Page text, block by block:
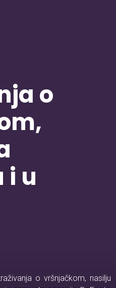
o
i u
o vršnjačkom, nasilju